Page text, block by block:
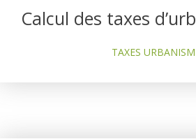
Calcul des taxes
TAXES